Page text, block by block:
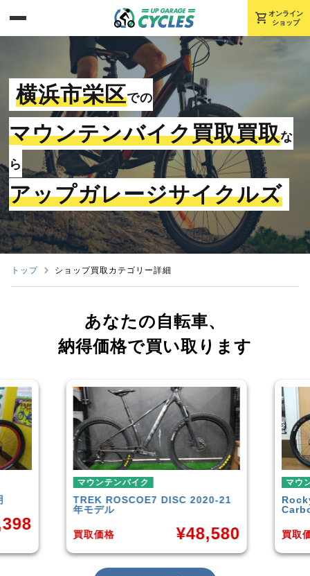
shopping_cart オンライン
ショップ
横浜市栄区での
マウンテンバイク買取買取な
ら
アップガレージサイクルズ
トップ ショップ買取カテゴリー詳細
あなたの自転車、
納得価格で買い取ります
マウンテンバイク
ROSCOE7 DISC 2020-21
年モデル
買取価格 48,580
マウンテンバ
Rocky
Carbon30
買取価格